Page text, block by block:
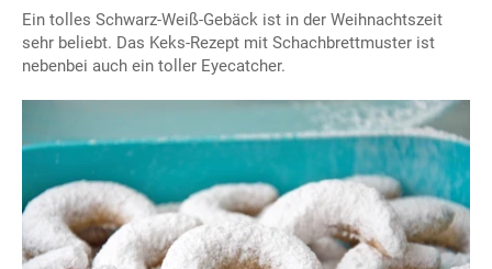
Ein tolles Schwarz-Weiß-Gebäck ist in der Weihnachtszeit
sehr beliebt. Das Keks-Rezept mit Schachbrettmuster ist
nebenbei auch ein toller Eyecatcher.